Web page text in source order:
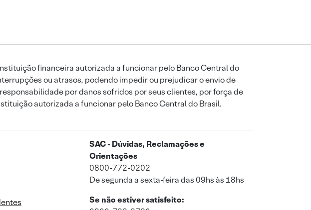
financeira autorizada a funcionar pelo Banco Central do
ou atrasos, podendo impedir ou prejudicar o envio de
por danos sofridos por seus clientes, por força de
autorizada a funcionar pelo Banco Central do Brasil.
SAC - Dúvidas, Reclamações e
Orientações
0800-772-0202
De segunda a sexta-feira das 09hs às 18hs
Se não estiver satisfeito: